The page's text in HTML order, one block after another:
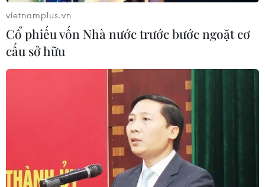
vietnamplus.vn
Cổ phiếu vốn Nhà nước trước bước ngoặt cơ
cấu sở hữu